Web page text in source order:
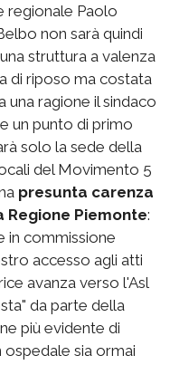
regionale Paolo
non sarà quindi
struttura a valenza
di riposo ma costata
una ragione il sindaco
un punto di primo
solo la sede della
del Movimento 5
presunta carenza
Piemonte:
in commissione
accesso agli atti
avanza verso l'Asl
da parte della
più evidente di
sia ormai